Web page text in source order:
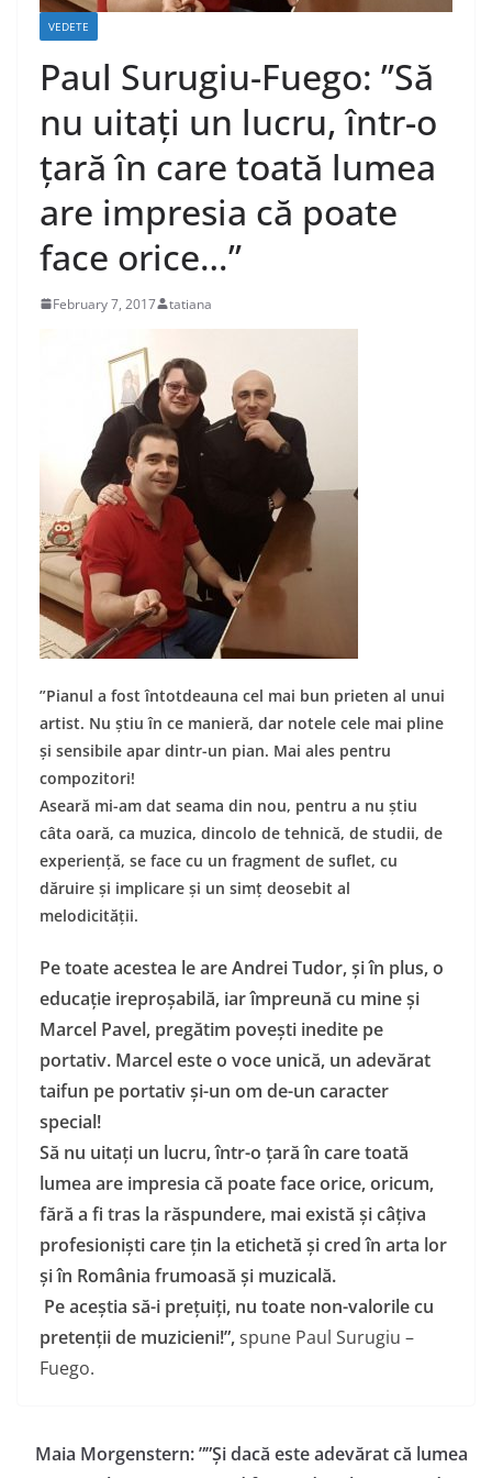
VEDETE
Paul Surugiu-Fuego: ”Să
nu uitați un lucru, într-o
țară în care toată lumea
are impresia că poate
face orice…”
February 7, 2017 tatiana
”Pianul a fost întotdeauna cel mai bun prieten al unui
artist. Nu știu în ce manieră, dar notele cele mai pline
și sensibile apar dintr-un pian. Mai ales pentru
compozitori!
Aseară mi-am dat seama din nou, pentru a nu știu
câta oară, ca muzica, dincolo de tehnică, de studii, de
experiență, se face cu un fragment de suflet, cu
dăruire și implicare și un simț deosebit al
melodicității.
Pe toate acestea le are Andrei Tudor, și în plus, o
educație ireproșabilă, iar împreună cu mine și
Marcel Pavel, pregătim povești inedite pe
portativ. Marcel este o voce unică, un adevărat
taifun pe portativ și-un om de-un caracter
special!
Să nu uitați un lucru, într-o țară în care toată
lumea are impresia că poate face orice, oricum,
fără a fi tras la răspundere, mai există și câțiva
profesioniști care țin la etichetă și cred în arta lor
și în România frumoasă și muzicală.
Pe aceștia să-i prețuiți, nu toate non-valorile cu
pretenții de muzicieni!”,spune Paul Surugiu –
Fuego.
Maia Morgenstern: ””Și dacă este adevărat că lumea